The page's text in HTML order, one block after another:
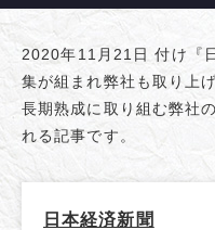
2020年11月21日 付け『
集が組まれ弊社も取り上
長期熟成に取り組む弊社
れる記事です。
日本経済新聞